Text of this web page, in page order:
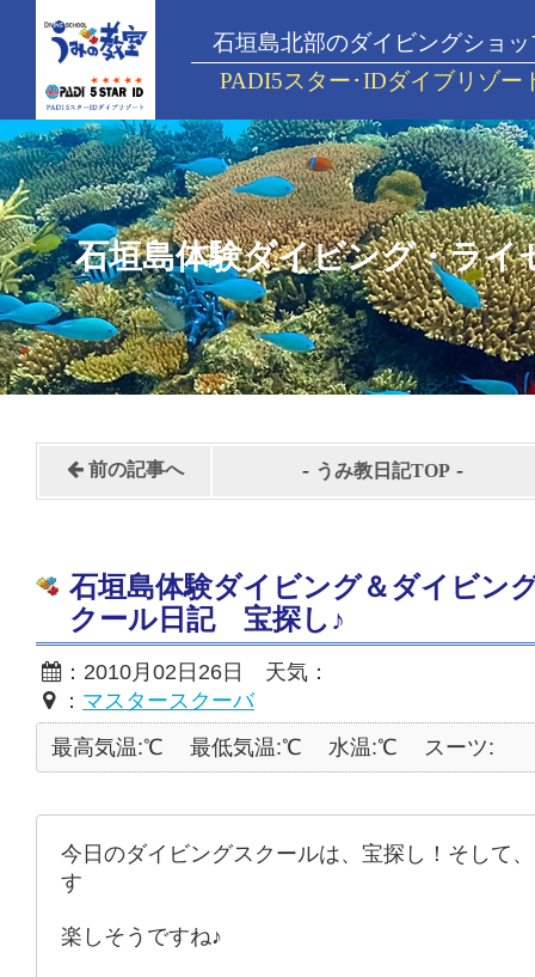
石垣島北部のダイビングショッ
PADI5スター･IDダイブリゾー
石垣島体験ダイビング・ライ
前の記事へ - うみ教日記TOP -
石垣島体験ダイビング＆ダイビン
クール日記 宝探し♪
：2010月02日26日 天気：
： マスタースクーバ
最高気温:℃
最低気温:℃ 水温:℃ スーツ:
今日のダイビングスクールは、宝探し！そして
す
楽しそうですね♪